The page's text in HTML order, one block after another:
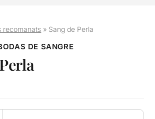
recomanats » Sang de Perla
DE SANGRE